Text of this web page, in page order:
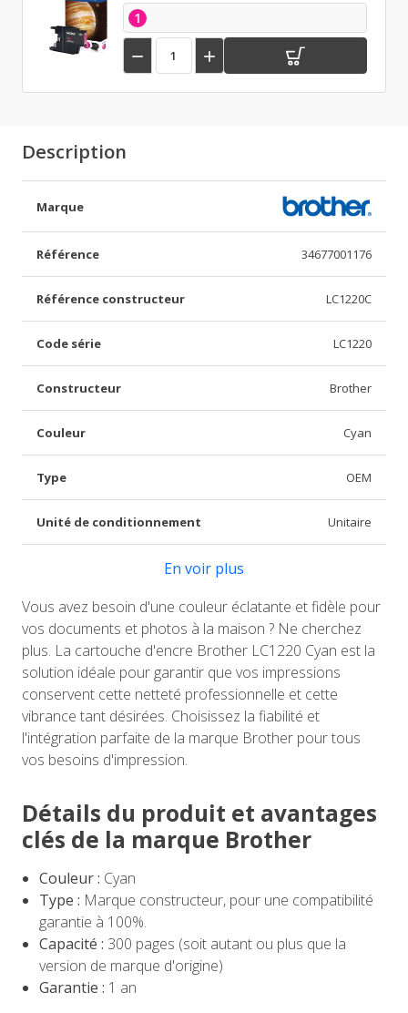
1
 
Description
Marque
Référence 34677001176
Référence constructeur LC1220C
Code série LC1220
Constructeur Brother
Couleur Cyan
Type OEM
Unité de conditionnement Unitaire
En voir plus
Vous avez besoin d'une couleur éclatante et fidèle pour
vos documents et photos à la maison ? Ne cherchez
plus. La cartouche d'encre Brother LC1220 Cyan est la
solution idéale pour garantir que vos impressions
conservent cette netteté professionnelle et cette
vibrance tant désirées. Choisissez la fiabilité et
l'intégration parfaite de la marque Brother pour tous
vos besoins d'impression.
Détails du produit et avantages
clés de la marque Brother
Couleur : Cyan
Type : Marque constructeur, pour une compatibilité
garantie à 100%.
Capacité : 300 pages (soit autant ou plus que la
version de marque d'origine)
Garantie : 1 an